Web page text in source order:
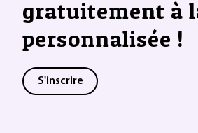
gratuitement à
personnalisée !
S'inscrire